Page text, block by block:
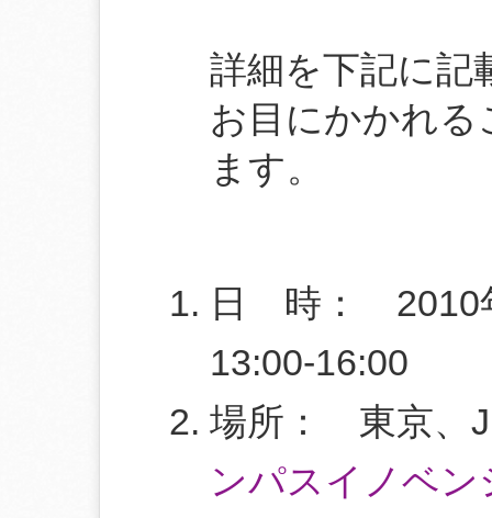
詳細を下記に記
お目にかかれ
ます。
日 時： 2010
13:00-16:00
場所： 東京、
ンパスイノベ